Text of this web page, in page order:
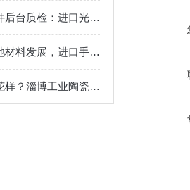
重庆汽车冲压件后台质检：进口光谱仪为千吨冲模具钢建立成分档案
贵州新能源电池材料发展，进口手持光谱仪正极材料金属杂质管控？
山地温差玩出花样？淄博工业陶瓷靠光谱仪稳住端口碑